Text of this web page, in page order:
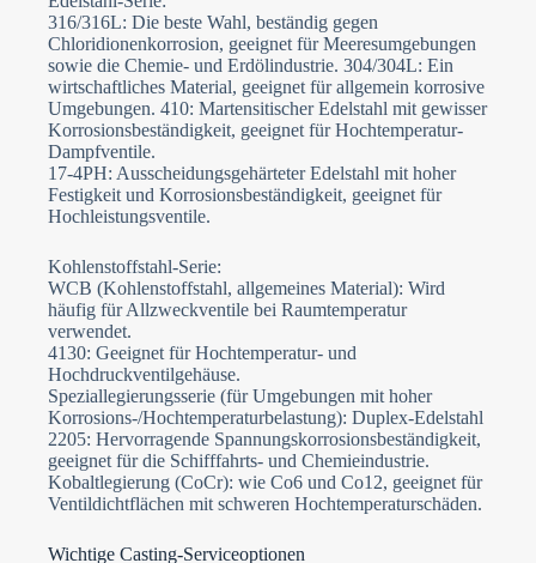
316/316L: Die beste Wahl, beständig gegen
Chloridionenkorrosion, geeignet für Meeresumgebungen
sowie die Chemie- und Erdölindustrie. 304/304L: Ein
wirtschaftliches Material, geeignet für allgemein korrosive
Umgebungen. 410: Martensitischer Edelstahl mit gewisser
Korrosionsbeständigkeit, geeignet für Hochtemperatur-
Dampfventile.
17-4PH: Ausscheidungsgehärteter Edelstahl mit hoher
Festigkeit und Korrosionsbeständigkeit, geeignet für
Hochleistungsventile.
Kohlenstoffstahl-Serie:
WCB (Kohlenstoffstahl, allgemeines Material): Wird
häufig für Allzweckventile bei Raumtemperatur
verwendet.
4130: Geeignet für Hochtemperatur- und
Hochdruckventilgehäuse.
Speziallegierungsserie (für Umgebungen mit hoher
Korrosions-/Hochtemperaturbelastung): Duplex-Edelstahl
2205: Hervorragende Spannungskorrosionsbeständigkeit,
geeignet für die Schifffahrts- und Chemieindustrie.
Kobaltlegierung (CoCr): wie Co6 und Co12, geeignet für
Ventildichtflächen mit schweren Hochtemperaturschäden.
Wichtige Casting-Serviceoptionen